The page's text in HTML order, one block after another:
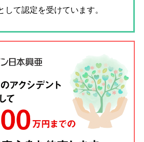
して認定を受けています。